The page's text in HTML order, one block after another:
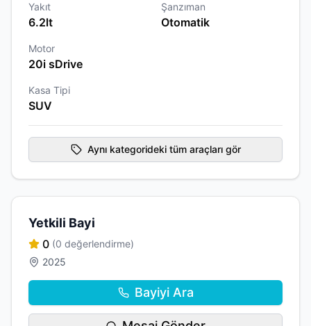
Yakıt
6.2lt
Şanzıman
Otomatik
Motor
20i sDrive
Kasa Tipi
SUV
Aynı kategorideki tüm araçları gör
Yetkili Bayi
0 (0 değerlendirme)
2025
Bayiyi Ara